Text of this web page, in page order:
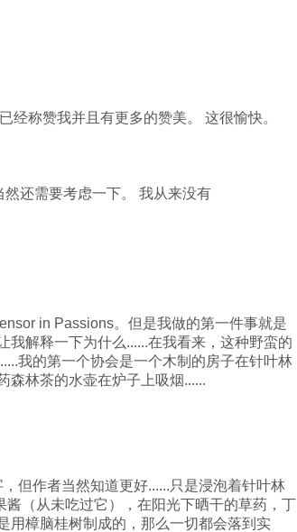
经称赞我并且有更多的赞美。 这很愉快。
还需要考虑一下。 我从来没有
in Passions。但是我做的第一件事就是
解释一下为什么......在我看来，这种野蛮的
我的第一个协会是一个木制的房子在针叶林
森林茶的水壶在炉子上吸烟......
但作者当然知道更好......只是浸泡着针叶林
（从未吃过它），在阳光下晒干的草药，丁
用樟脑桂树制成的，那么一切都会落到实